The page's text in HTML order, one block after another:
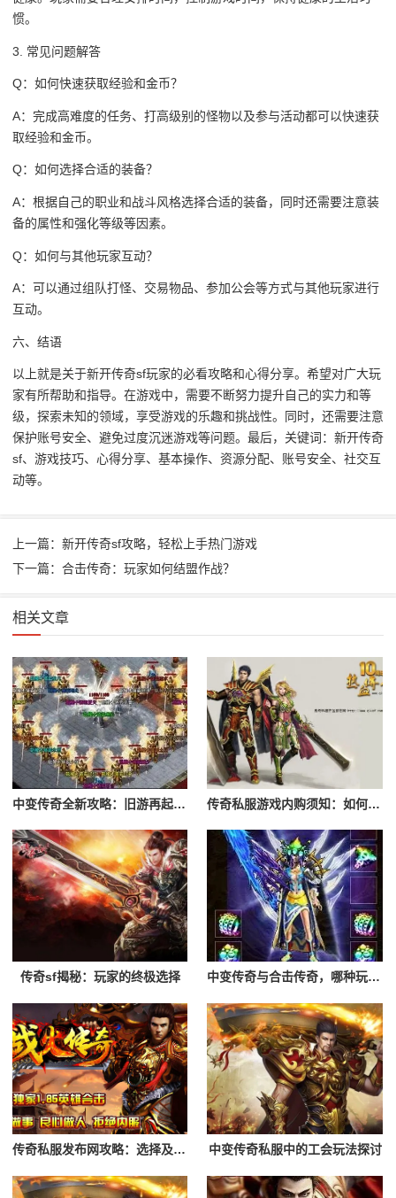
惯。
3. 常见问题解答
Q：如何快速获取经验和金币？
A：完成高难度的任务、打高级别的怪物以及参与活动都可以快速获
取经验和金币。
Q：如何选择合适的装备？
A：根据自己的职业和战斗风格选择合适的装备，同时还需要注意装
备的属性和强化等级等因素。
Q：如何与其他玩家互动？
A：可以通过组队打怪、交易物品、参加公会等方式与其他玩家进行
互动。
六、结语
以上就是关于新开传奇sf玩家的必看攻略和心得分享。希望对广大玩
家有所帮助和指导。在游戏中，需要不断努力提升自己的实力和等
级，探索未知的领域，享受游戏的乐趣和挑战性。同时，还需要注意
保护账号安全、避免过度沉迷游戏等问题。最后，关键词：新开传奇
sf、游戏技巧、心得分享、基本操作、资源分配、账号安全、社交互
动等。
上一篇：新开传奇sf攻略，轻松上手热门游戏
下一篇：合击传奇：玩家如何结盟作战？
相关文章
中变传奇全新攻略：旧游再起，谁是最强霸主 传奇私服游戏内购须知：如何避免陷阱，享受游戏
传奇sf揭秘：玩家的终极选择 中变传奇与合击传奇，哪种玩法更适合你？
传奇私服发布网攻略：选择及登录流程解析 中变传奇私服中的工会玩法探讨